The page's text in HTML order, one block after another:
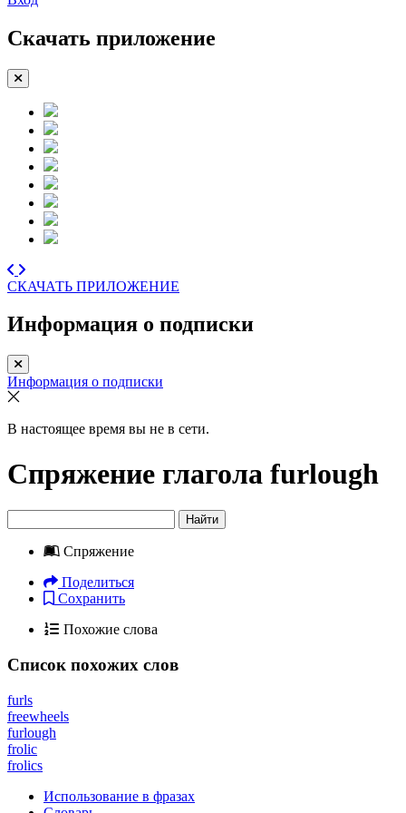
Скачать приложение
СКАЧАТЬ ПРИЛОЖЕНИЕ
Информация о подписки
Информация о подписки
В настоящее время вы не в сети.
Спряжение глагола furlough
Найти
Спряжение
Поделиться
Сохранить
Похожие слова
Список похожих слов
furls
freewheels
furlough
frolic
frolics
Использование в фразах